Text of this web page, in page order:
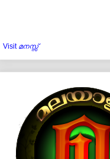
Visit മനസ്സ്